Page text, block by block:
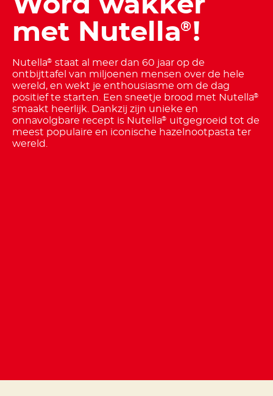
met Nutella®!
Nutella® staat al meer dan 60 jaar op de
ontbijttafel van miljoenen mensen over de hele
wereld, en wekt je enthousiasme om de dag
positief te starten. Een sneetje brood met Nutella®
smaakt heerlijk. Dankzij zijn unieke en
onnavolgbare recept is Nutella® uitgegroeid tot de
meest populaire en iconische hazelnootpasta ter
wereld.